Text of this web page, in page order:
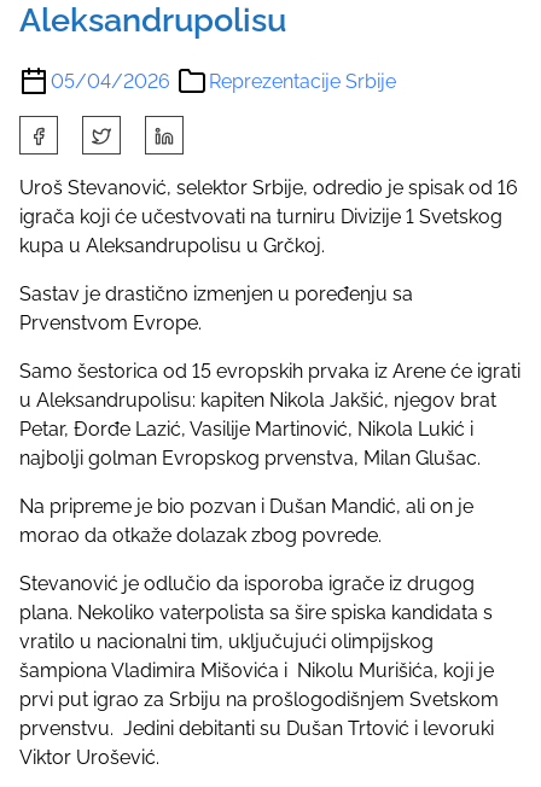
Aleksandrupolisu
05/04/2026 Reprezentacije Srbije
h
a
r
e
h
i
s
o
o
n
Uroš Stevanović, selektor Srbije, odredio je spisak od 16
igrača koji će učestvovati na turniru Divizije 1 Svetskog
kupa u Aleksandrupolisu u Grčkoj.
Sastav je drastično izmenjen u poređenju sa
Prvenstvom Evrope.
Samo šestorica od 15 evropskih prvaka iz Arene će igrati
u Aleksandrupolisu: kapiten Nikola Jakšić, njegov brat
Petar, Đorđe Lazić, Vasilije Martinović, Nikola Lukić i
najbolji golman Evropskog prvenstva, Milan Glušac.
Na pripreme je bio pozvan i Dušan Mandić, ali on je
morao da otkaže dolazak zbog povrede.
Stevanović je odlučio da isporoba igrače iz drugog
plana. Nekoliko vaterpolista sa šire spiska kandidata s
vratilo u nacionalni tim, uključujući olimpijskog
šampiona Vladimira Mišovića i Nikolu Murišića, koji je
prvi put igrao za Srbiju na prošlogodišnjem Svetskom
prvenstvu. Jedini debitanti su Dušan Trtović i levoruki
Viktor Urošević.